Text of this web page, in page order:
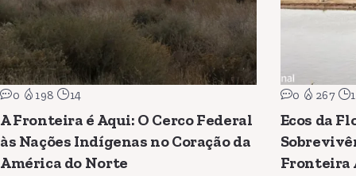
0 198 14
A Fronteira é Aqui: O Cerco Federal
às Nações Indígenas no Coração da
América do Norte
0 267
Ecos da
Fronteira